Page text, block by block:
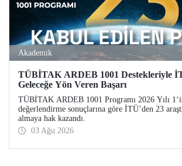
Akademik
TÜBİTAK ARDEB 1001 Destekleriyle
Geleceğe Yön Veren Başarı
TÜBİTAK ARDEB 1001 Programı 2026 Yılı
değerlendirme sonuçlarına göre İTÜ’den 23
almaya hak kazandı.
03 Ağu 2026